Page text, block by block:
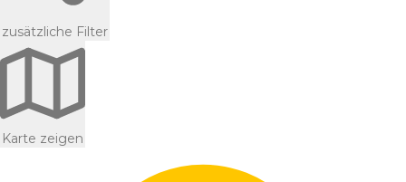
zusätzliche Filter
Karte zeigen